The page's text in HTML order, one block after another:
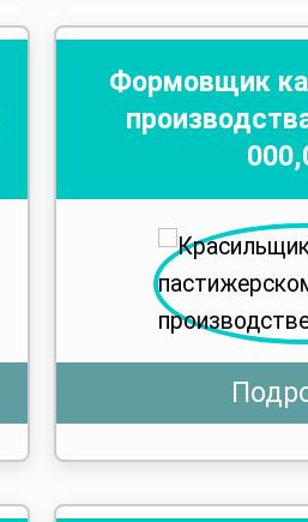
Формовщик
000